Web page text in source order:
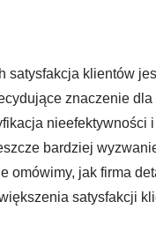
klientów
znaczenie
nieefektywności
bardziej
omówimy, jak firma
satysfakcji